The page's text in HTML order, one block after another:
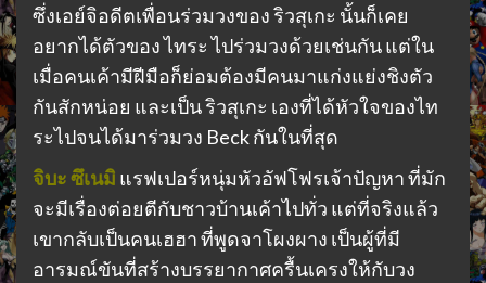
ซึ่งเอย์จิอดีตเพื่อนร่วมวงของ ริวสุเกะ นั้นก็เคย
อยากได้ตัวของ ไทระ ไปร่วมวงด้วยเช่นกัน แต่ใน
เมื่อคนเค้ามีฝีมือก็ย่อมต้องมีคนมาแก่งแย่งชิงตัว
กันสักหน่อย และเป็น ริวสุเกะ เองที่ได้หัวใจของไท
ระไปจนได้มาร่วมวง Beck กันในที่สุด
จิบะ ซึเนมิ แรฟเปอร์หนุ่มหัวอัฟโฟรเจ้าปัญหา ที่มัก
จะมีเรื่องต่อยตีกับชาวบ้านเค้าไปทั่ว แต่ที่จริงแล้ว
เขากลับเป็นคนเฮฮา ที่พูดจาโผงผาง เป็นผู้ที่มี
อารมณ์ขันที่สร้างบรรยากาศครื้นเครงให้กับวง